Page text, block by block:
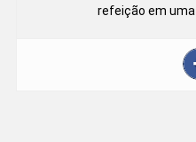
refeição em